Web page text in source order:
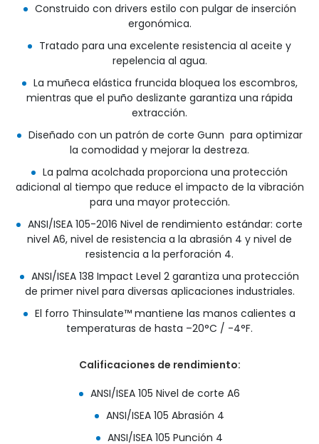
Construido con drivers estilo con pulgar de inserción
ergonómica.
Tratado para una excelente resistencia al aceite y
repelencia al agua.
La muñeca elástica fruncida bloquea los escombros,
mientras que el puño deslizante garantiza una rápida
extracción.
Diseñado con un patrón de corte Gunn para optimizar
la comodidad y mejorar la destreza.
La palma acolchada proporciona una protección
adicional al tiempo que reduce el impacto de la vibración
para una mayor protección.
ANSI/ISEA 105-2016 Nivel de rendimiento estándar: corte
nivel A6, nivel de resistencia a la abrasión 4 y nivel de
resistencia a la perforación 4.
ANSI/ISEA 138 Impact Level 2 garantiza una protección
de primer nivel para diversas aplicaciones industriales.
El forro Thinsulate™ mantiene las manos calientes a
temperaturas de hasta –20°C / -4°F.
Calificaciones de rendimiento:
ANSI/ISEA 105 Nivel de corte A6
ANSI/ISEA 105 Abrasión 4
ANSI/ISEA 105 Punción 4